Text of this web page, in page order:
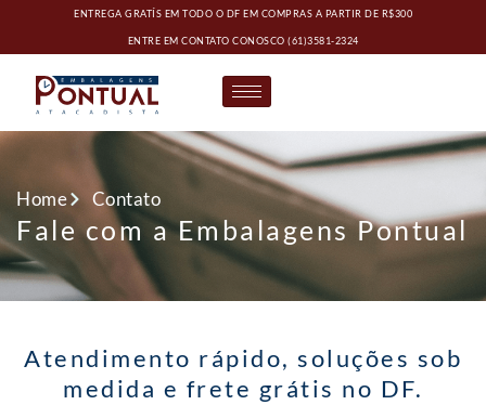
ENTREGA GRATÍS EM TODO O DF EM COMPRAS A PARTIR DE R$300
ENTRE EM CONTATO CONOSCO (61)3581-2324
Home Contato
Fale com a Embalagens Pontual
Atendimento rápido, soluções sob
medida e frete grátis no DF.